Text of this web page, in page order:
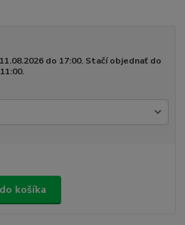
do 17:00. Stačí objednať do
košíka